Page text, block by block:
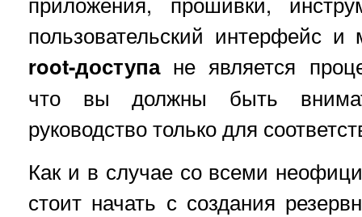
пользовательский интерфейс и
root-доступане является
что вы должны быть
руководство только для
Как и в случае со всеми
стоит начать с создания